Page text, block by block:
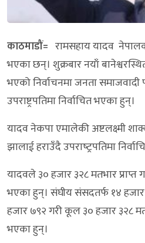
काठमाडौं= रामसहाय यादव नेपालको
भएका छन्। शुक्रबार नयाँ
भएको निर्वाचनमा जनता समाजवादी
उपराष्ट्रपतिमा निर्वाचित भएका हुन्।
यादव नेकपा एमालेकी अष्टलक्ष्मी
झालाई हराउँदै उपराष्‍ट्रपतिमा
यादवले ३० हजार ३२८ मतभार प्राप्त
भएका हुन्। संघीय संसदतर्फ १४
हजार ७९२ गरी कूल ३० हजार ३२८
भएका हुन्।